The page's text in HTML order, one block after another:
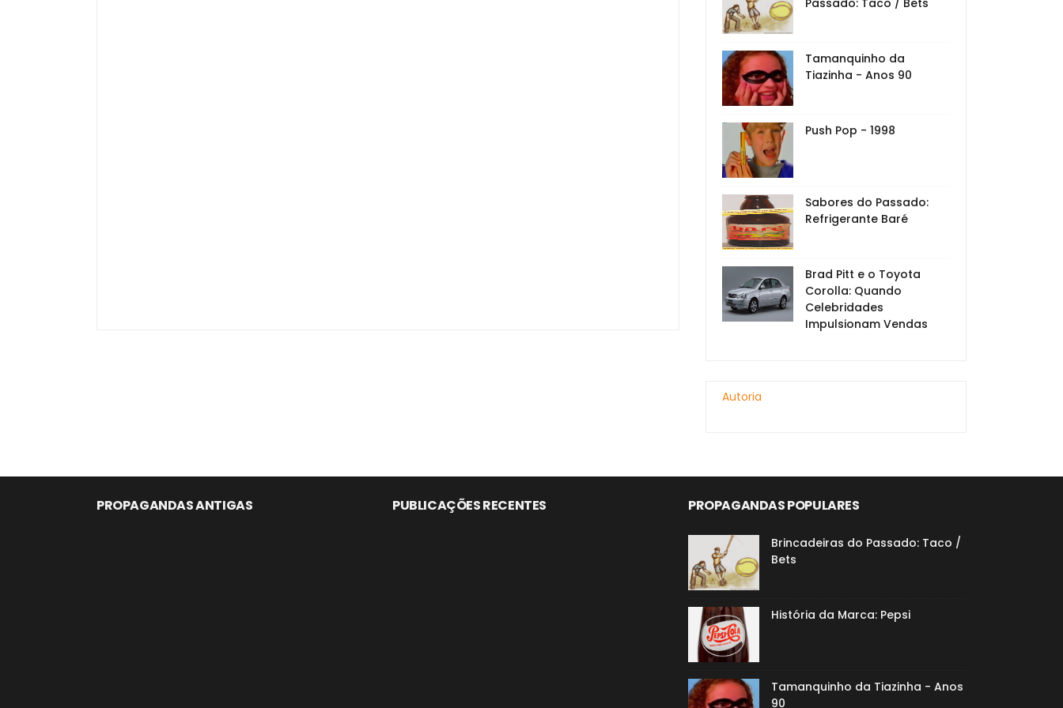
Passado: Taco / Bets
Tamanquinho da
Tiazinha - Anos 90
Push Pop - 1998
Sabores do Passado:
Refrigerante Baré
Brad Pitt e o Toyota
Corolla: Quando
Celebridades
Impulsionam Vendas
Autoria
PROPAGANDAS ANTIGAS PUBLICAÇÕES RECENTES PROPAGANDAS POPULARES
Brincadeiras do Passado: Taco /
Bets
História da Marca: Pepsi
Tamanquinho da Tiazinha - Anos
90